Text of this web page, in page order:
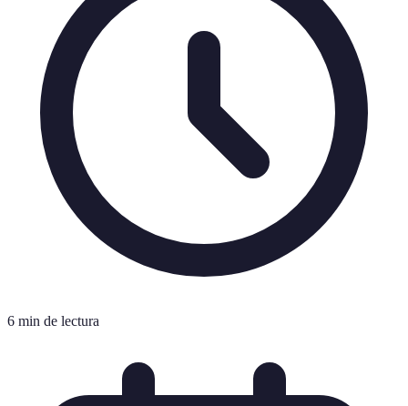
6 min de lectura